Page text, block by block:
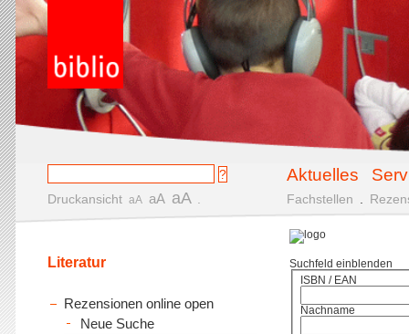
Aktuelles
Druckansicht aA aA aA Fachstellen
Suchfeld einblenden
ISBN / EAN
Nachname
Literatur
Rezensionen online open
Neue Suche